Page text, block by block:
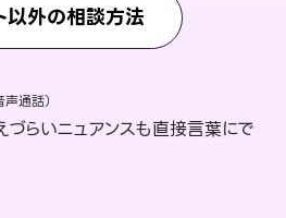
以外の相談方法
通話）
らいニュアンスも直接言葉にで